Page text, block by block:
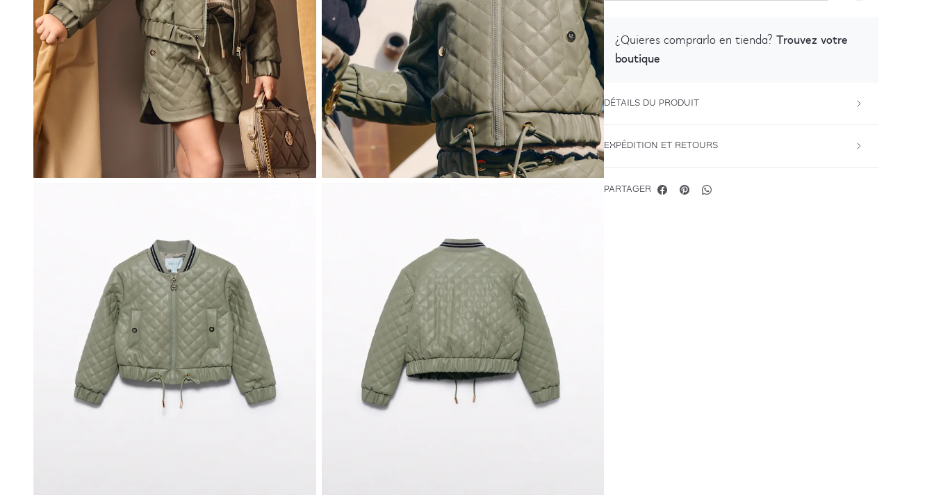
¿Quieres comprarlo en tienda?Trouvez votre
boutique
DÉTAILS DU PRODUIT
EXPÉDITION ET RETOURS
PARTAGER